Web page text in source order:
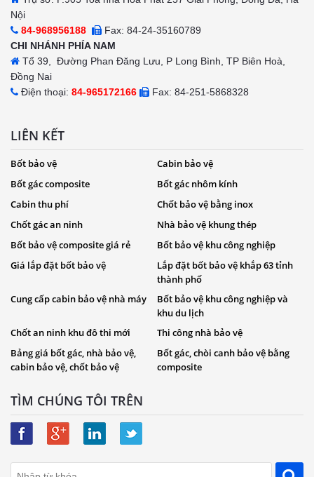
Nội
84-968956188
Fax: 84-24-35160789
CHI NHÁNH PHÍA NAM
Tổ 39, Đường Phan Đăng Lưu, P Long Bình, TP Biên Hoà,
Đồng Nai
Điện thoại: 84-965172166 Fax: 84-251-5868328
LIÊN KẾT
Bốt bảo vệ
Cabin bảo vệ
Bốt gác composite
Bốt gác nhôm kính
Cabin thu phí
Chốt bảo vệ bằng inox
Chốt gác an ninh
Nhà bảo vệ khung thép
Bốt bảo vệ composite giá rẻ
Bốt bảo vệ khu công nghiệp
Giá lắp đặt bốt bảo vệ
Lắp đặt bốt bảo vệ khắp 63 tỉnh
thành phố
Cung cấp cabin bảo vệ nhà máy Bốt bảo vệ khu công nghiệp và
khu du lịch
Chốt an ninh khu đô thi mới
Thi công nhà bảo vệ
Bảng giá bốt gác, nhà bảo vệ,
cabin bảo vệ, chốt bảo vệ
Bốt gác, chòi canh bảo vệ bằng
composite
TÌM CHÚNG TÔI TRÊN